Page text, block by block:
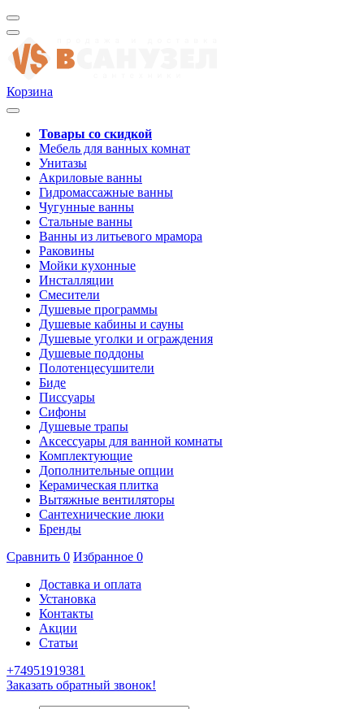
Корзина
Товары со скидкой
Мебель для ванных комнат
Унитазы
Акриловые ванны
Гидромассажные ванны
Чугунные ванны
Стальные ванны
Ванны из литьевого мрамора
Раковины
Мойки кухонные
Инсталляции
Смесители
Душевые программы
Душевые кабины и сауны
Душевые уголки и ограждения
Душевые поддоны
Полотенцесушители
Биде
Писсуары
Сифоны
Душевые трапы
Аксессуары для ванной комнаты
Комплектующие
Дополнительные опции
Керамическая плитка
Вытяжные вентиляторы
Сантехнические люки
Бренды
Сравнить 0 Избранное 0
Доставка и оплата
Установка
Контакты
Акции
Статьи
+74951919381
Заказать обратный звонок!